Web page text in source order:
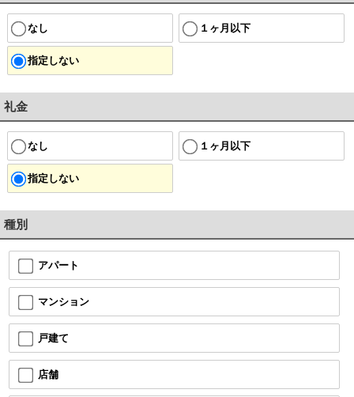
なし １ヶ月以下
指定しない
礼金
なし １ヶ月以下
指定しない
種別
アパート
マンション
戸建て
店舗